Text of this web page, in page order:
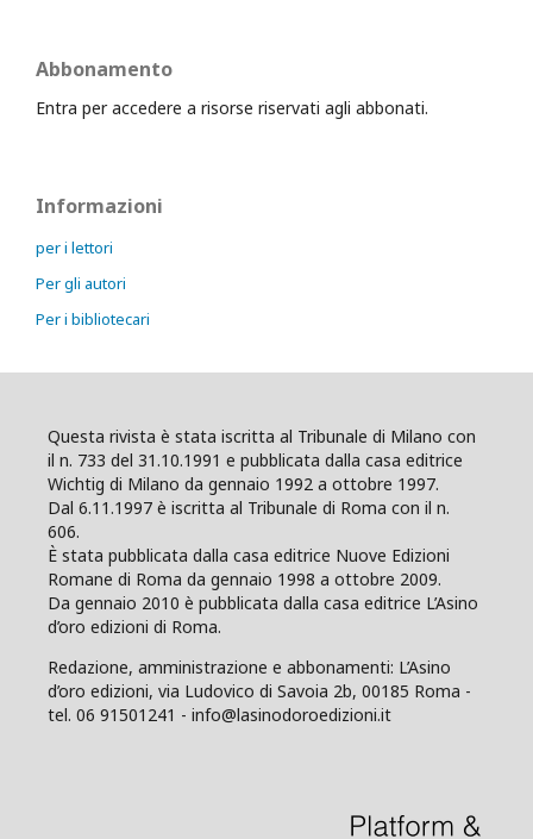
Abbonamento
Entra per accedere a risorse riservati agli abbonati.
Informazioni
per i lettori
Per gli autori
Per i bibliotecari
Questa rivista è stata iscritta al Tribunale di Milano con
il n. 733 del 31.10.1991 e pubblicata dalla casa editrice
Wichtig di Milano da gennaio 1992 a ottobre 1997.
Dal 6.11.1997 è iscritta al Tribunale di Roma con il n.
606.
È stata pubblicata dalla casa editrice Nuove Edizioni
Romane di Roma da gennaio 1998 a ottobre 2009.
Da gennaio 2010 è pubblicata dalla casa editrice L’Asino
d’oro edizioni di Roma.
Redazione, amministrazione e abbonamenti: L’Asino
d’oro edizioni, via Ludovico di Savoia 2b, 00185 Roma -
tel. 06 91501241 - info@lasinodoroedizioni.it